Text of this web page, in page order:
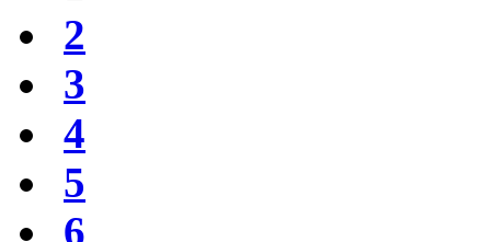
2
3
4
5
6